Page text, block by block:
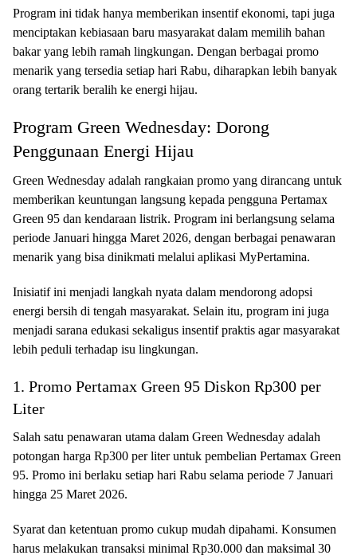
Program ini tidak hanya memberikan insentif ekonomi, tapi juga
menciptakan kebiasaan baru masyarakat dalam memilih bahan
bakar yang lebih ramah lingkungan. Dengan berbagai promo
menarik yang tersedia setiap hari Rabu, diharapkan lebih banyak
orang tertarik beralih ke energi hijau.
Program Green Wednesday: Dorong
Penggunaan Energi Hijau
Green Wednesday adalah rangkaian promo yang dirancang untuk
memberikan keuntungan langsung kepada pengguna Pertamax
Green 95 dan kendaraan listrik. Program ini berlangsung selama
periode Januari hingga Maret 2026, dengan berbagai penawaran
menarik yang bisa dinikmati melalui aplikasi MyPertamina.
Inisiatif ini menjadi langkah nyata dalam mendorong adopsi
energi bersih di tengah masyarakat. Selain itu, program ini juga
menjadi sarana edukasi sekaligus insentif praktis agar masyarakat
lebih peduli terhadap isu lingkungan.
1. Promo Pertamax Green 95 Diskon Rp300 per
Liter
Salah satu penawaran utama dalam Green Wednesday adalah
potongan harga Rp300 per liter untuk pembelian Pertamax Green
95. Promo ini berlaku setiap hari Rabu selama periode 7 Januari
hingga 25 Maret 2026.
Syarat dan ketentuan promo cukup mudah dipahami. Konsumen
harus melakukan transaksi minimal Rp30.000 dan maksimal 30